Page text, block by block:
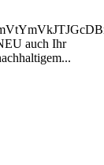
auch Ihr